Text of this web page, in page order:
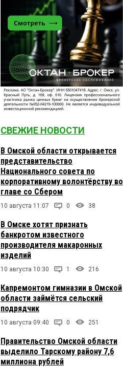
СВЕЖИЕ НОВОСТИ
В Омской области открывается
представительство
Национального совета по
корпоративному волонтёрству во
главе со Сбером
10 августа 11:07 0 38
В Омске хотят признать
банкротом известного
производителя макаронных
изделий
10 августа 10:30 1 216
Капремонтом гимназии в Омской
области займётся сельский
подрядчик
10 августа 09:40 0 251
Правительство Омской области
выделило Тарскому району 7,6
миллиона рублей